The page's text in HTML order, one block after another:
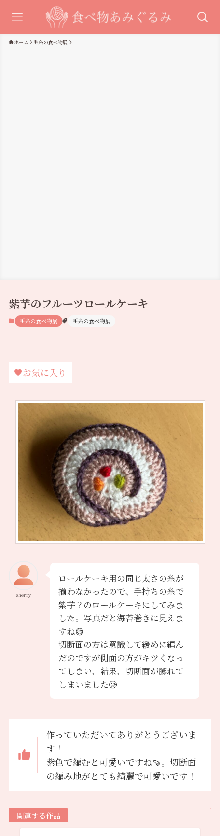
ホーム 毛糸の食べ物展
紫芋のフルーツロールケーキ
毛糸の食べ物展 毛糸の食べ物展
お気に入り
sherry
ロールケーキ用の同じ太さの糸が
揃わなかったので、手持ちの糸で
紫芋？のロールケーキにしてみま
した。写真だと海苔巻きに見えま
すね😅
切断面の方は意識して緩めに編ん
だのですが側面の方がキツくなっ
てしまい、結果、切断面が膨れて
しまいました🥲
作っていただいてありがとうございま
す！
紫色で編むと可愛いですね🍠。切断面
の編み地がとても綺麗で可愛いです！
関連する作品